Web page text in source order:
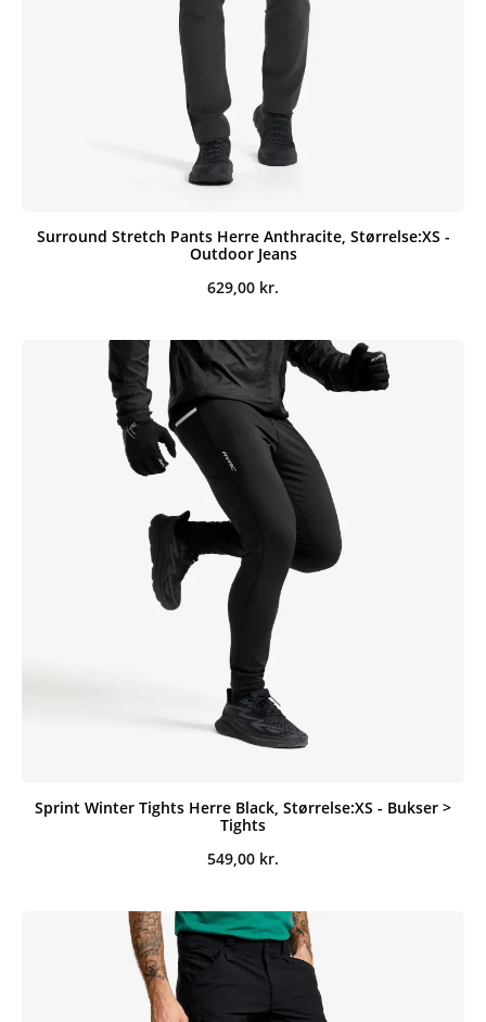
Surround Stretch Pants Herre Anthracite, Størrelse:XS -
Outdoor Jeans
629,00 kr.
Sprint Winter Tights Herre Black, Størrelse:XS - Bukser >
Tights
549,00 kr.